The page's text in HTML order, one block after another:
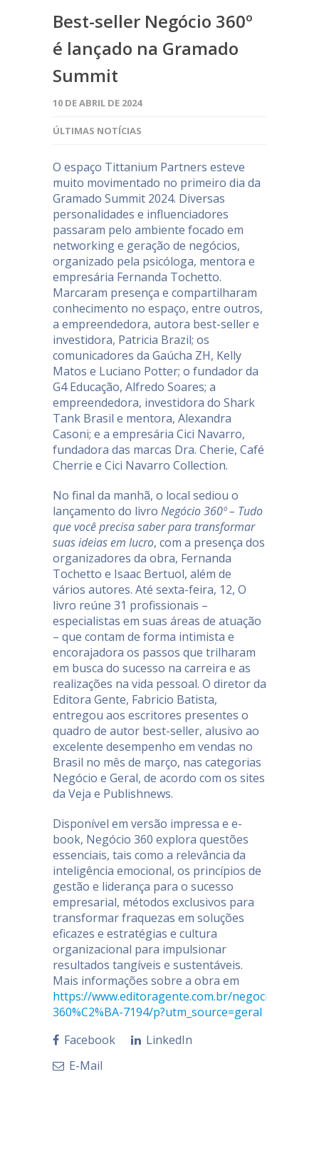
Best-seller Negócio 360º
é lançado na Gramado
Summit
10 DE ABRIL DE 2024
ÚLTIMAS NOTÍCIAS
O espaço Tittanium Partners esteve
muito movimentado no primeiro dia da
Gramado Summit 2024. Diversas
personalidades e influenciadores
passaram pelo ambiente focado em
networking e geração de negócios,
organizado pela psicóloga, mentora e
empresária Fernanda Tochetto.
Marcaram presença e compartilharam
conhecimento no espaço, entre outros,
a empreendedora, autora best-seller e
investidora, Patricia Brazil; os
comunicadores da Gaúcha ZH, Kelly
Matos e Luciano Potter; o fundador da
G4 Educação, Alfredo Soares; a
empreendedora, investidora do Shark
Tank Brasil e mentora, Alexandra
Casoni; e a empresária Cici Navarro,
fundadora das marcas Dra. Cherie, Café
Cherrie e Cici Navarro Collection.
No final da manhã, o local sediou o
lançamento do livro Negócio 360º – Tudo
que você precisa saber para transformar
suas ideias em lucro, com a presença dos
organizadores da obra, Fernanda
Tochetto e Isaac Bertuol, além de
vários autores. Até sexta-feira, 12, O
livro reúne 31 profissionais –
especialistas em suas áreas de atuação
– que contam de forma intimista e
encorajadora os passos que trilharam
em busca do sucesso na carreira e as
realizações na vida pessoal. O diretor da
Editora Gente, Fabricio Batista,
entregou aos escritores presentes o
quadro de autor best-seller, alusivo ao
excelente desempenho em vendas no
Brasil no mês de março, nas categorias
Negócio e Geral, de acordo com os sites
da Veja e Publishnews.
Disponível em versão impressa e e-
book, Negócio 360 explora questões
essenciais, tais como a relevância da
inteligência emocional, os princípios de
gestão e liderança para o sucesso
empresarial, métodos exclusivos para
transformar fraquezas em soluções
eficazes e estratégias e cultura
organizacional para impulsionar
resultados tangíveis e sustentáveis.
Mais informações sobre a obra em
https://www.editoragente.com.br/negocio-
360%C2%BA-7194/p?utm_source=geral
Facebook
LinkedIn
E-Mail